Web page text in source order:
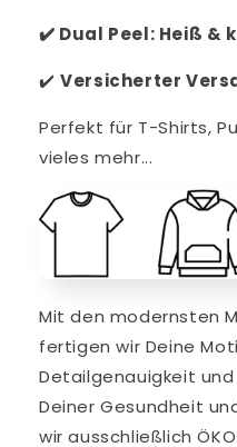
✔️ Dual Peel: Heiß &
✔️ Versicherter
Perfekt für T-Shirts,
vieles mehr...
Mit den modernsten
fertigen wir Deine
Detailgenauigkeit und
Deiner Gesundheit
wir ausschließlich